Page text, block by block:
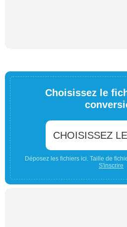
Choisissez le
CHOISISSEZ
Déposez les fichiers ici. Taille de
S'inscrire